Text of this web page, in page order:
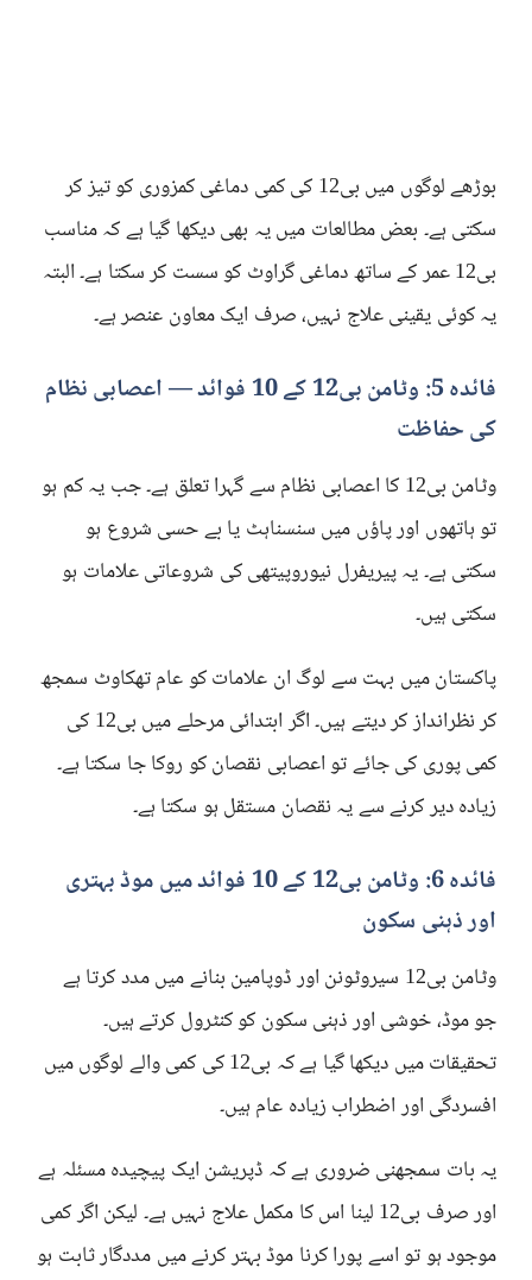
بوڑھے لوگوں میں بی12 کی کمی دماغی کمزوری کو تیز کر
سکتی ہے۔ بعض مطالعات میں یہ بھی دیکھا گیا ہے کہ مناسب
بی12 عمر کے ساتھ دماغی گراوٹ کو سست کر سکتا ہے۔ البتہ
یہ کوئی یقینی علاج نہیں، صرف ایک معاون عنصر ہے۔
فائدہ 5: وٹامن بی12 کے 10 فوائد — اعصابی نظام
کی حفاظت
وٹامن بی12 کا اعصابی نظام سے گہرا تعلق ہے۔ جب یہ کم ہو
تو ہاتھوں اور پاؤں میں سنسناہٹ یا بے حسی شروع ہو
سکتی ہے۔ یہ پیریفرل نیوروپیتھی کی شروعاتی علامات ہو
سکتی ہیں۔
پاکستان میں بہت سے لوگ ان علامات کو عام تھکاوٹ سمجھ
کر نظرانداز کر دیتے ہیں۔ اگر ابتدائی مرحلے میں بی12 کی
کمی پوری کی جائے تو اعصابی نقصان کو روکا جا سکتا ہے۔
زیادہ دیر کرنے سے یہ نقصان مستقل ہو سکتا ہے۔
فائدہ 6: وٹامن بی12 کے 10 فوائد میں موڈ بہتری
اور ذہنی سکون
وٹامن بی12 سیروٹونن اور ڈوپامین بنانے میں مدد کرتا ہے
جو موڈ، خوشی اور ذہنی سکون کو کنٹرول کرتے ہیں۔
تحقیقات میں دیکھا گیا ہے کہ بی12 کی کمی والے لوگوں میں
افسردگی اور اضطراب زیادہ عام ہیں۔
یہ بات سمجھنی ضروری ہے کہ ڈپریشن ایک پیچیدہ مسئلہ ہے
اور صرف بی12 لینا اس کا مکمل علاج نہیں ہے۔ لیکن اگر کمی
موجود ہو تو اسے پورا کرنا موڈ بہتر کرنے میں مددگار ثابت ہو